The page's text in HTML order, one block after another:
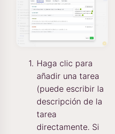
Haga clic para
añadir una tarea
(puede escribir la
descripción de la
tarea
directamente. Si